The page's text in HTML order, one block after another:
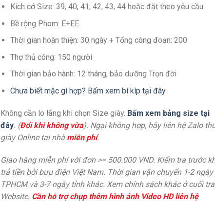
Kích cở Size: 39, 40, 41, 42, 43, 44 hoặc đặt theo yêu cầu
Bề rộng Phom: E+EE
Thời gian hoàn thiện: 30 ngày + Tổng công đoạn: 200
Thợ thủ công: 150 người
Thời gian bảo hành: 12 tháng, bảo dưỡng Trọn đời
Chưa biết mặc gì hợp? Bấm xem bí kíp tại đây
Không cần lo lắng khi chọn Size giày. Bấm xem bảng size tại
đây. (Đổi khi không vừa). Ngại không hợp, hãy liên hệ Zalo
giày Online tại nhà miễn phí.
Giao hàng miễn phí với đơn >= 500.000 VND. Kiểm tra trước
trả tiền bởi bưu điện Việt Nam. Thời gian vận chuyển 1-2 ngày
TPHCM và 3-7 ngày tỉnh khác. Xem chính sách khác ở cuối
Website. Cần hỗ trợ chụp thêm hình ảnh Video HD liên hệ